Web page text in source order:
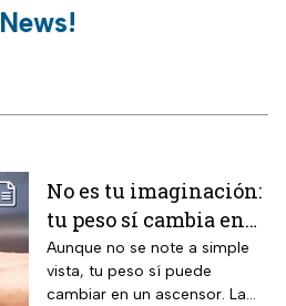
News!
No es tu imaginación:
tu peso sí cambia en
un ascensor y la
ciencia lo explica
Aunque no se note a simple
vista, tu peso sí puede
cambiar en un ascensor. La